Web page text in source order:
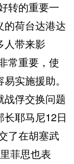
转的重要一
的荷台达港达
人带来影
常重要，使
实施援助。
俘交换问题
耶马尼12日
了在胡塞武
菲思也表